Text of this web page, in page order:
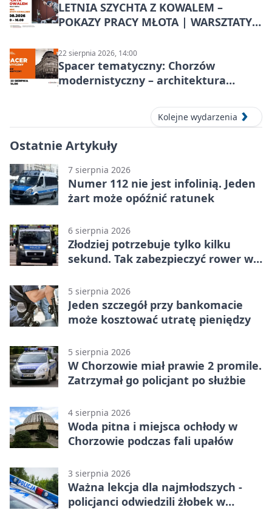
LETNIA SZYCHTA Z KOWALEM –
POKAZY PRACY MŁOTA | WARSZTATY
22 sierpnia 2026, 14:00
Spacer tematyczny: Chorzów
modernistyczny – architektura
Kolejne wydarzenia
Ostatnie Artykuły
7 sierpnia 2026
Numer 112 nie jest infolinią. Jeden
żart może opóźnić ratunek
6 sierpnia 2026
Złodziej potrzebuje tylko kilku
sekund. Tak zabezpieczyć rower w
5 sierpnia 2026
Jeden szczegół przy bankomacie
może kosztować utratę pieniędzy
5 sierpnia 2026
W Chorzowie miał prawie 2 promile.
Zatrzymał go policjant po służbie
4 sierpnia 2026
Woda pitna i miejsca ochłody w
Chorzowie podczas fali upałów
3 sierpnia 2026
Ważna lekcja dla najmłodszych -
policjanci odwiedzili żłobek w